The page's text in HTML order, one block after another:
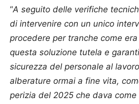
“A seguito delle verifiche
di intervenire con un unico
procedere per tranche come
questa soluzione tutela e
sicurezza del personale al
alberature ormai a fine vita,
perizia del 2025 che dava